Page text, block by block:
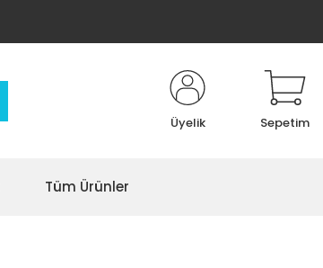
Üyelik Sepetim
Tüm Ürünler